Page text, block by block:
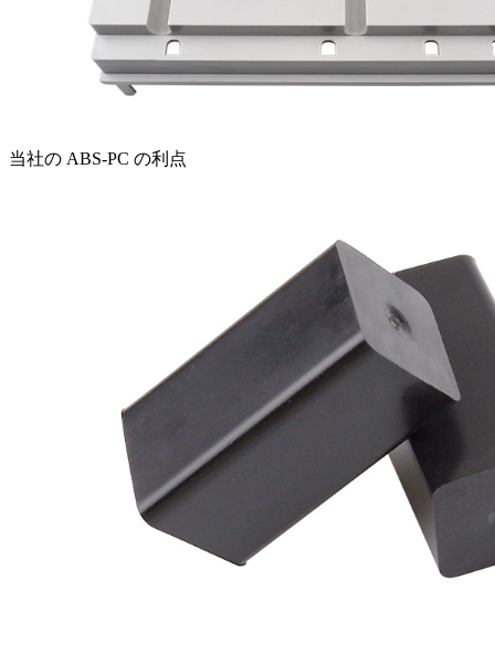
当社の ABS-PC の利点